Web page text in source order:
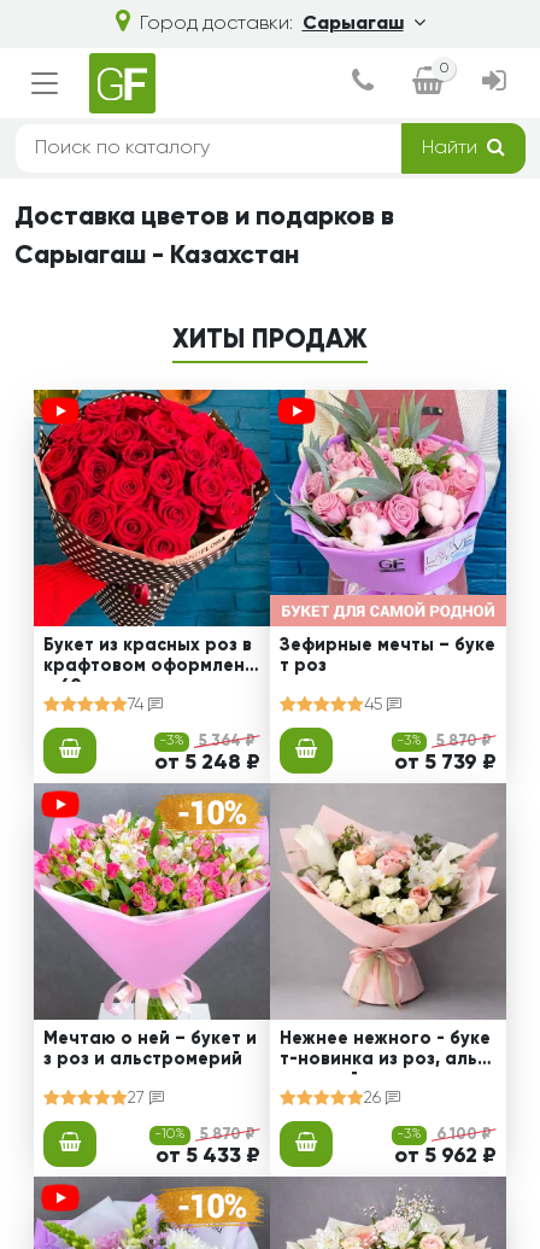
Город доставки: Сарыагаш
0
Найти
Доставка цветов и подарков в
Сарыагаш - Казахстан
ХИТЫ ПРОДАЖ
Букет из красных роз в
крафтовом оформлени
и 60 см
74
-3% 5 364 ₽
от 5 248 ₽
Зефирные мечты – буке
т роз
45
-3% 5 870 ₽
от 5 739 ₽
Мечтаю о ней – букет и
з роз и альстромерий
27
-10% 5 870 ₽
от 5 433 ₽
Нежнее нежного - буке
т-новинка из роз, альст
ромерий и калл
26
-3% 6 100 ₽
от 5 962 ₽